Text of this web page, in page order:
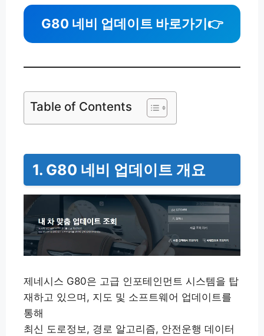
G80 네비 업데이트 바로가기👉
Table of Contents
1. G80 네비 업데이트 개요
제네시스 G80은 고급 인포테인먼트 시스템을 탑
재하고 있으며, 지도 및 소프트웨어 업데이트를
통해
최신 도로정보, 경로 알고리즘, 안전운행 데이터